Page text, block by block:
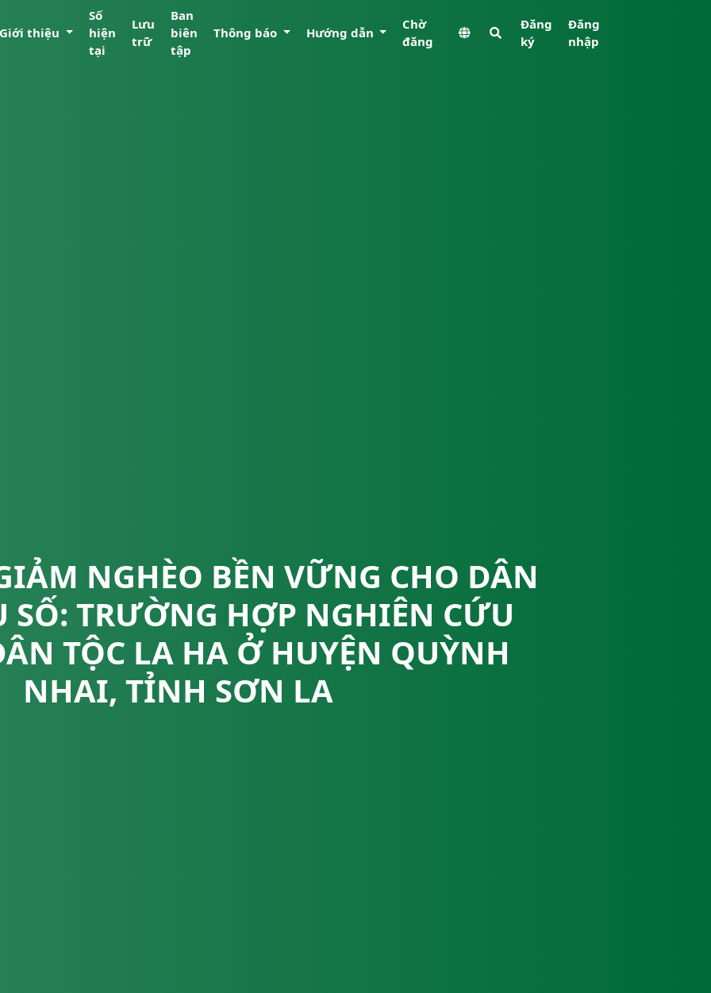
Giới thiệu
Số
hiện
tại
Lưu
trữ
Ban
biên
tập
Thông báo Hướng dẫn
Chờ
đăng
Đăng
ký
Đăng
nhập
NGHÈO BỀN VỮNG CHO DÂN
SỐ: TRƯỜNG HỢP NGHIÊN CỨU
TỘC LA HA Ở HUYỆN QUỲNH
NHAI, TỈNH SƠN LA